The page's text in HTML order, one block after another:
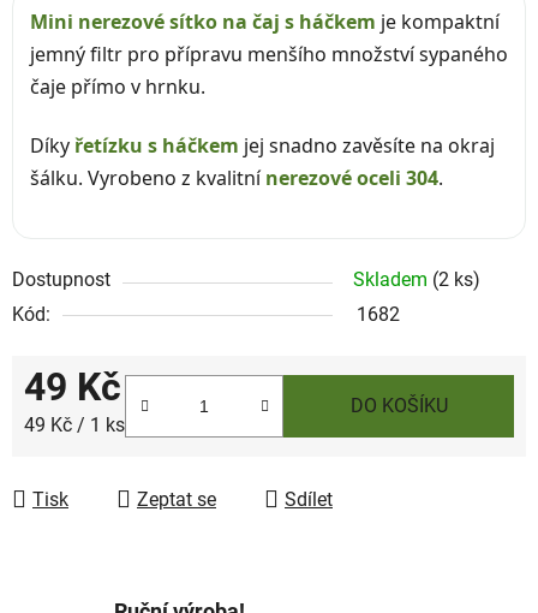
Mini nerezové sítko na čaj s háčkem je kompaktní
jemný filtr pro přípravu menšího množství sypaného
čaje přímo v hrnku.
Díky řetízku s háčkem jej snadno zavěsíte na okraj
šálku. Vyrobeno z kvalitnínerezové oceli 304.
Dostupnost Skladem (2 ks)
Kód:
1682
49 Kč
Měrná cena:
49 Kč / 1 ks
DO KOŠÍKU
Tisk Zeptat se Sdílet